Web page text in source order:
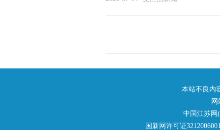
本站不良内
网
中国江苏
国新网许可证